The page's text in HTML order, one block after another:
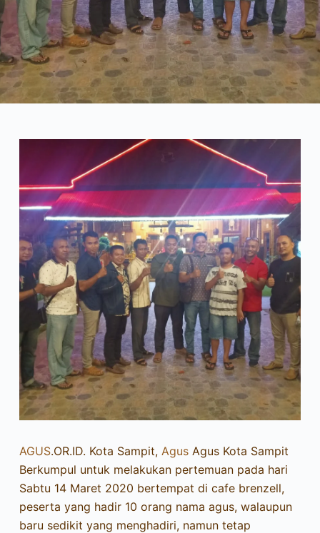
AGUS.OR.ID. Kota Sampit, AgusAgus Kota Sampit
Berkumpul untuk melakukan pertemuan pada hari
Sabtu 14 Maret 2020 bertempat di cafe brenzell,
peserta yang hadir 10 orang nama agus, walaupun
baru sedikit yang menghadiri, namun tetap